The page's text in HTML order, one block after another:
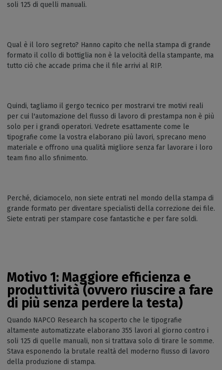
soli 125 di quelli manuali.
Qual è il loro segreto? Hanno capito che nella stampa di grande
formato il collo di bottiglia non è la velocità della stampante, ma
tutto ciò che accade prima che il file arrivi al RIP.
Quindi, tagliamo il gergo tecnico per mostrarvi tre motivi reali
per cui l'automazione del flusso di lavoro di prestampa non è più
solo per i grandi operatori. Vedrete esattamente come le
tipografie come la vostra elaborano più lavori, sprecano meno
materiale e offrono una qualità migliore senza far lavorare i loro
team fino allo sfinimento.
Perché, diciamocelo, non siete entrati nel mondo della stampa di
grande formato per diventare specialisti della correzione dei file.
Siete entrati per stampare cose fantastiche e per fare soldi.
Motivo 1: Maggiore efficienza e
produttività (ovvero riuscire a fare
di più senza perdere la testa)
Quando NAPCO Research ha scoperto che le tipografie
altamente automatizzate elaborano 355 lavori al giorno contro i
soli 125 di quelle manuali, non si trattava solo di tirare le somme.
Stava esponendo la brutale realtà del moderno flusso di lavoro
della produzione di stampa.